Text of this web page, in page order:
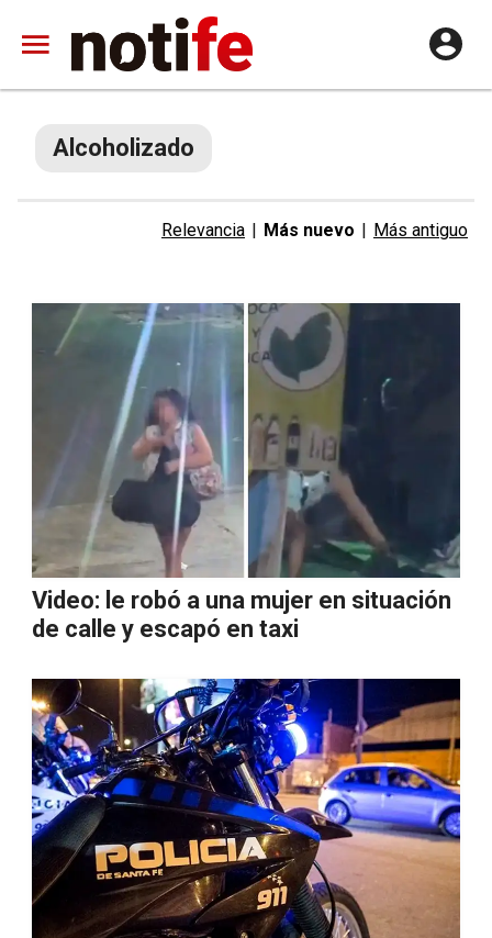
Alcoholizado
Relevancia | Más nuevo | Más antiguo
Video: le robó a una mujer en situación
de calle y escapó en taxi